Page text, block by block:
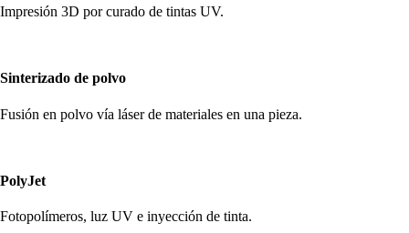
Impresión 3D por curado de tintas UV.
Sinterizado de polvo
Fusión en polvo vía láser de materiales en una pieza.
PolyJet
Fotopolímeros, luz UV e inyección de tinta.